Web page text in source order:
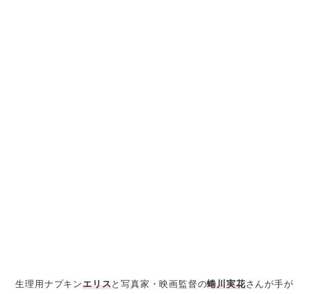
生理用ナプキンエリスと写真家・映画監督の蜷川実花さんが手が